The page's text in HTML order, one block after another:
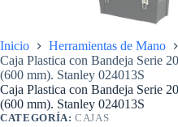
Inicio Herramientas de Mano
Caja Plastica con Bandeja Serie
(600 mm). Stanley 024013S
Caja Plastica con Bandeja Serie
(600 mm). Stanley 024013S
CATEGORÍA:CAJAS